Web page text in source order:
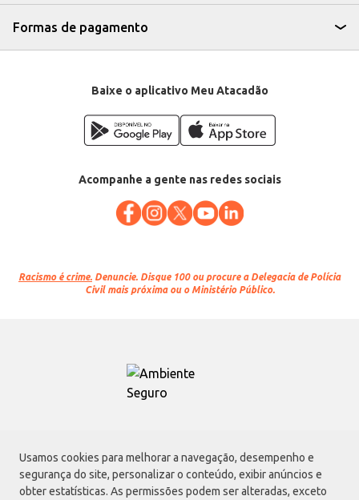
Usamos cookies para melhorar a navegação, desempenho e
segurança do site, personalizar o conteúdo, exibir anúncios e
obter estatísticas. As permissões podem ser alteradas, exceto
Formas de pagamento
Baixe o aplicativo Meu Atacadão
Acompanhe a gente nas redes sociais
Racismo é crime. Denuncie. Disque 100 ou procure a Delegacia de Polícia
Civil mais próxima ou o Ministério Público.
Atacadão S.A.
Avenida Morvan Dias de Figueiredo, 6169, Vila Maria, São Paulo - SP | CEP
02170-901 | CNPJ: 75.315.333/0001-09